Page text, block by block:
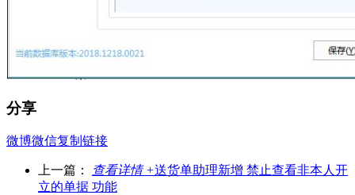
分享
微博微信复制链接
上一篇： 查看详情 +送货单助理新增 禁止查看非本人开
立的单据 功能